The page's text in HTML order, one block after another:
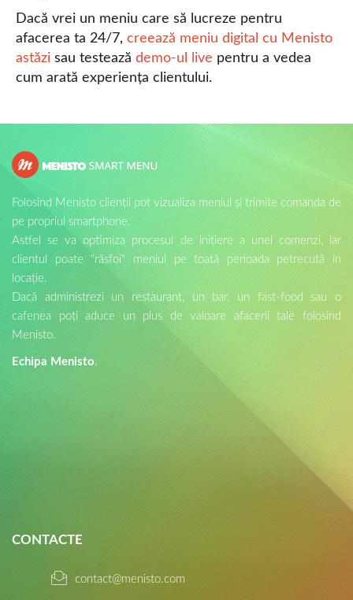
Dacă vrei un meniu care să lucreze pentru
afacerea ta 24/7, creează meniu digital cu Menisto
astăzi sau testează demo-ul live pentru a vedea
cum arată experiența clientului.
Folosind Menisto clienții pot vizualiza meniul și trimite comanda de
pe propriul smartphone.
Astfel se va optimiza procesul de inițiere a unei comenzi, iar
clientul poate "răsfoi" meniul pe toată perioada petrecută în
locație.
Dacă administrezi un restaurant, un bar, un fast-food sau o
cafenea poți aduce un plus de valoare afacerii tale folosind
Menisto.
Echipa Menisto.
CONTACTE
contact@menisto.com